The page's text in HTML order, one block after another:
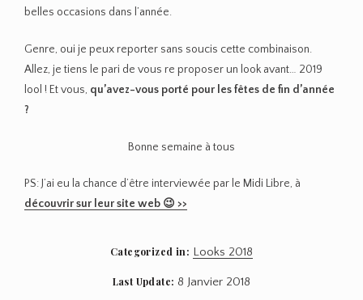
belles occasions dans l’année.
Genre, oui je peux reporter sans soucis cette combinaison.
Allez, je tiens le pari de vous re proposer un look avant… 2019
lool ! Et vous, qu’avez-vous porté pour les fêtes de fin d’année
?
Bonne semaine à tous
PS: J’ai eu la chance d’être interviewée par le Midi Libre, à
découvrir sur leur site web 😉 >>
Categorized in: Looks 2018
Last Update: 8 Janvier 2018